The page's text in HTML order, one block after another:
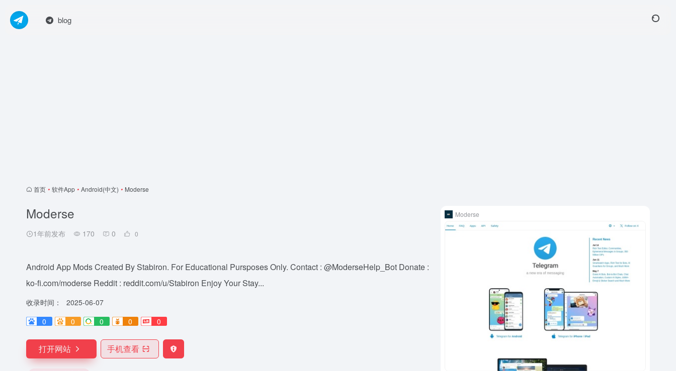
blog
首页 • 软件App • Android(中文) • Moderse
Moderse
1年前发布 170 0 0
Android App Mods Created By Stabiron. For Educational Pursposes Only. Contact : @ModerseHelp_Bot Donate :
ko-fi.com/moderse Reddit : reddit.com/u/Stabiron Enjoy Your Stay...
收录时间：
2025-06-07
0
0 0 0 0
打开网站 手机查看
Moderse